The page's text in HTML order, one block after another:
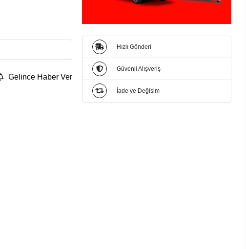
Gelince Haber Ver
Hızlı Gönderi
Güvenli Alışveriş
İade ve Değişim